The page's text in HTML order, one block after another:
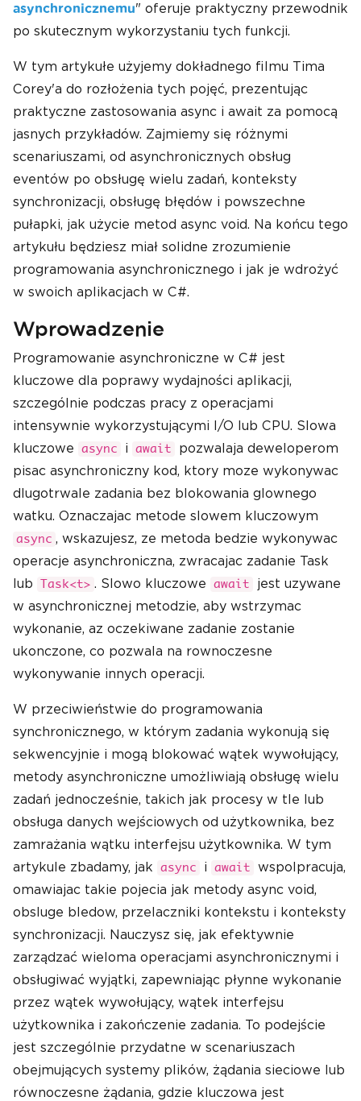
asynchronicznemu" oferuje praktyczny przewodnik
po skutecznym wykorzystaniu tych funkcji.
W tym artykułe użyjemy dokładnego filmu Tima
Corey'a do rozłożenia tych pojęć, prezentując
praktyczne zastosowania async i await za pomocą
jasnych przykładów. Zajmiemy się różnymi
scenariuszami, od asynchronicznych obsług
eventów po obsługę wielu zadań, konteksty
synchronizacji, obsługę błędów i powszechne
pułapki, jak użycie metod async void. Na końcu tego
artykułu będziesz miał solidne zrozumienie
programowania asynchronicznego i jak je wdrożyć
w swoich aplikacjach w C#.
Wprowadzenie
Programowanie asynchroniczne w C# jest
kluczowe dla poprawy wydajności aplikacji,
szczególnie podczas pracy z operacjami
intensywnie wykorzystującymi I/O lub CPU. Slowa
kluczowe
async i await
pozwalaja deweloperom
pisac asynchroniczny kod, ktory moze wykonywac
dlugotrwale zadania bez blokowania glownego
watku. Oznaczajac metode slowem kluczowym
async , wskazujesz, ze metoda bedzie wykonywac
operacje asynchroniczna, zwracajac zadanie Task
lub
Task<t> . Slowo kluczowe await
jest uzywane
w asynchronicznej metodzie, aby wstrzymac
wykonanie, az oczekiwane zadanie zostanie
ukonczone, co pozwala na rownoczesne
wykonywanie innych operacji.
W przeciwieństwie do programowania
synchronicznego, w którym zadania wykonują się
sekwencyjnie i mogą blokować wątek wywołujący,
metody asynchroniczne umożliwiają obsługę wielu
zadań jednocześnie, takich jak procesy w tle lub
obsługa danych wejściowych od użytkownika, bez
zamrażania wątku interfejsu użytkownika. W tym
artykule zbadamy, jak
async i await
wspolpracuja,
omawiajac takie pojecia jak metody async void,
obsluge bledow, przelaczniki kontekstu i konteksty
synchronizacji. Nauczysz się, jak efektywnie
zarządzać wieloma operacjami asynchronicznymi i
obsługiwać wyjątki, zapewniając płynne wykonanie
przez wątek wywołujący, wątek interfejsu
użytkownika i zakończenie zadania. To podejście
jest szczególnie przydatne w scenariuszach
obejmujących systemy plików, żądania sieciowe lub
równoczesne żądania, gdzie kluczowa jest